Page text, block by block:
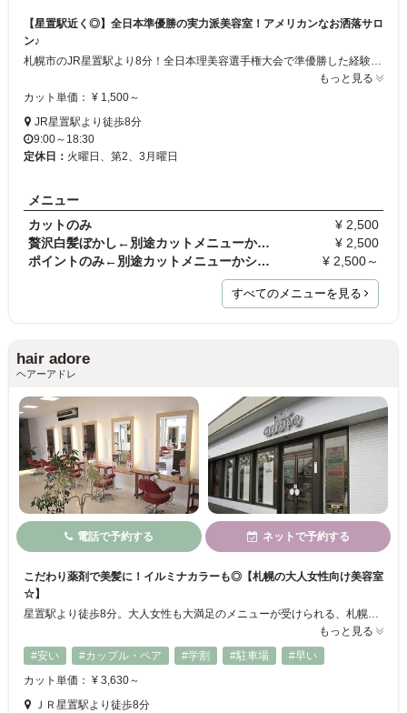
【星置駅近く◎】全日本準優勝の実力派美容室！アメリカンなお洒落サロ
ン♪
もっと見る
カット単価： ¥ 1,500～
JR星置駅より徒歩8分
9:00～18:30
定休日： 火曜日、第2、3月曜日
メニュー
カットのみ
¥ 2,500
贅沢白髪ぼかし←別途カットメニューかシャンプーを選…
¥ 2,500
ポイントのみ←別途カットメニューかシャンプーを選択…
¥ 2,500～
すべてのメニューを見る
hair adore
ヘアーアドレ
電話で予約する ネットで予約する
こだわり薬剤で美髪に！イルミナカラーも◎【札幌の大人女性向け美容室
☆】
星置駅より徒歩8分。大人女性も大満足のメニューが受けられる、札幌市の人気美容室！落ち着いた雰囲気のサロン内でゆったりとお過ごし頂けます♪使用する薬剤は髪や地肌に優しいものを厳選。トレンドだけでなく、常にお客様の髪の健康を考えた施術を行います。話題のイルミナカラーや艶やかなグレイカラー、天然ハーブを配合したパーマがオススメ！
もっと見る
#安い
#カップル・ペア #学割 #駐車場
#早い
カット単価： ¥ 3,630～
ＪＲ星置駅より徒歩8分